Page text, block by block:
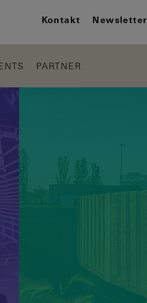
Kontakt Newsletter
PARTNER